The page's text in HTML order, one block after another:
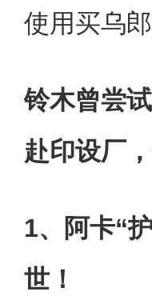
使用买乌郎
铃木曾尝
赴印设厂
1、阿卡“
世！